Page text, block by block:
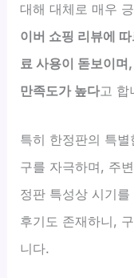
대해 대체로 매우
이버 쇼핑 리뷰에
료 사용이 돋보이며
만족도가 높다고 합
특히 한정판의 특
구를 자극하며, 주
정판 특성상 시기
후기도 존재하니,
니다.